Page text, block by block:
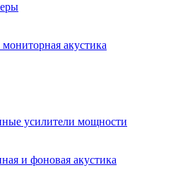
акустика
усилители мощности
и фоновая акустика